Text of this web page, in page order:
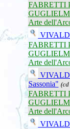
FABRETTI
Arte
FABRETTI
Arte
Sassonia" (cd
FABRETTI
Arte